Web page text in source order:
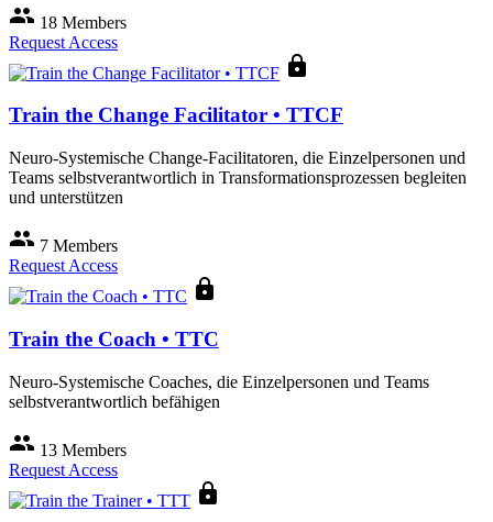
group 18 Members
Request Access
lock
Train the Change Facilitator • TTCF
Neuro-Systemische Change-Facilitatoren, die Einzelpersonen und
Teams selbstverantwortlich in Transformationsprozessen begleiten
und unterstützen
group 7 Members
Request Access
lock
Train the Coach • TTC
Neuro-Systemische Coaches, die Einzelpersonen und Teams
selbstverantwortlich befähigen
group 13 Members
Request Access
lock